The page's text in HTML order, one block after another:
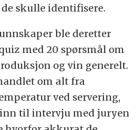
skulle identifisere.
ble deretter
med 20 spørsmål om
og vin generelt.
om alt fra
ved servering,
til intervju med juryen